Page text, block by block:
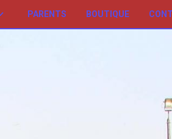
PARENTS BOUTIQUE